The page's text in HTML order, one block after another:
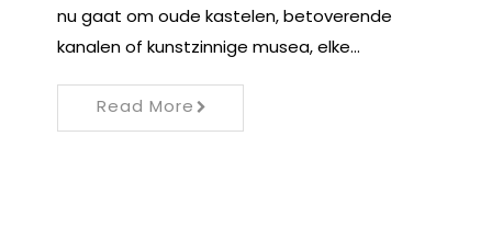
nu gaat om oude kastelen, betoverende
kanalen of kunstzinnige musea, elke…
Read More